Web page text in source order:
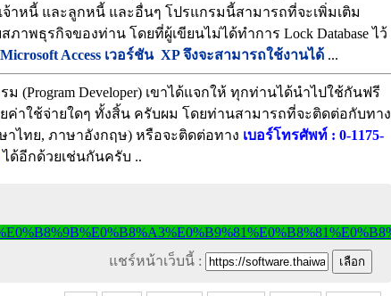
จ้าหนี้ และลูกหนี้ และอื่นๆ โปรแกรมนี้สามารถที่จะเพิ่มเติม
พธุรกิจของท่าน โดยที่ผู้เขียนไม่ได้ทำการ Lock Database ไว้
Access เวอร์ชัน XP จึงจะสามารถใช้งานได้ ...
(Program Developer) เขาได้แจกให้ ทุกท่านได้นำไปใช้กันฟรี
ค่าใช้จ่ายใดๆ ทั้งสิ้น ครับผม โดยท่านสามารถที่จะติดต่อกับทาง
าไทย, ภาษาอังกฤษ) หรือจะติดต่อทาง เบอร์โทรศัพท์ : 0-1175-
ได้อีกด้วยเช่นกันครับ ..
แชร์หน้าเว็บนี้ :